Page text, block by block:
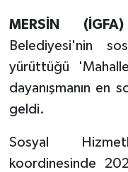
MERSİN
Belediyesi'nin
yürüttüğü
dayanışmanın en
geldi.
Sosyal
koordinesinde